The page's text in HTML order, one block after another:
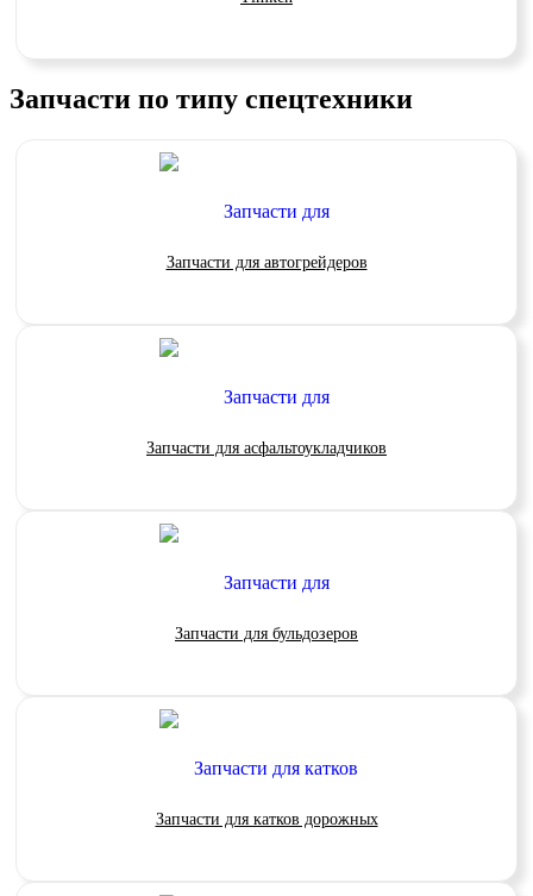
Запчасти по типу спецтехники
Запчасти для автогрейдеров
Запчасти для асфальтоукладчиков
Запчасти для бульдозеров
Запчасти для катков дорожных